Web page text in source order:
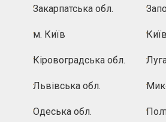
Закарпатська обл.
м. Київ
Кіровоградська обл.
Львівська обл.
Одеська обл.